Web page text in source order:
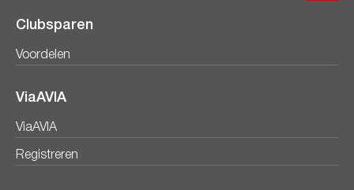
Clubsparen
Voordelen
ViaAVIA
ViaAVIA
Registreren